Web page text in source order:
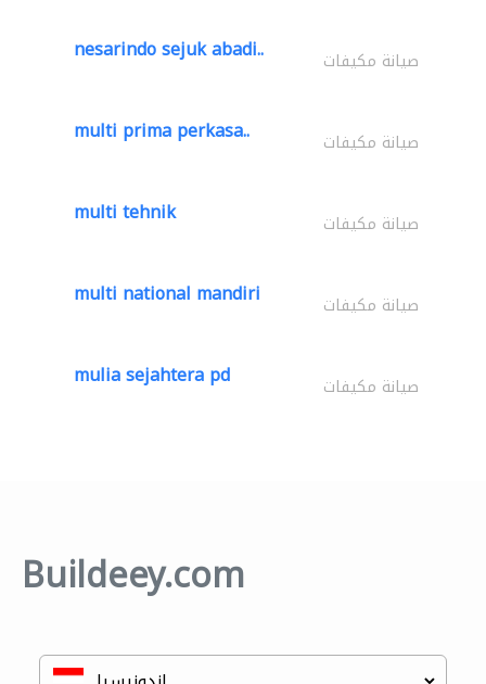
nesarindo sejuk abadi.. صيانة مكيفات
multi prima perkasa.. صيانة مكيفات
multi tehnik صيانة مكيفات
multi national mandiri صيانة مكيفات
mulia sejahtera pd صيانة مكيفات
Buildeey.com